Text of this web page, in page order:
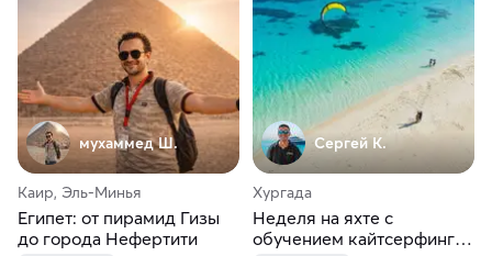
мухаммед Ш.
Каир, Эль-Минья
Египет: от пирамид Гизы
до города Нефертити
Сергей К.
Хургада
Неделя на яхте с
обучением кайтсерфингу